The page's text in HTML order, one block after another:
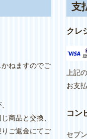
ねますのでご
商品と交換、
ご返金にてご
支
クレ
上記
お支
コン
セブ